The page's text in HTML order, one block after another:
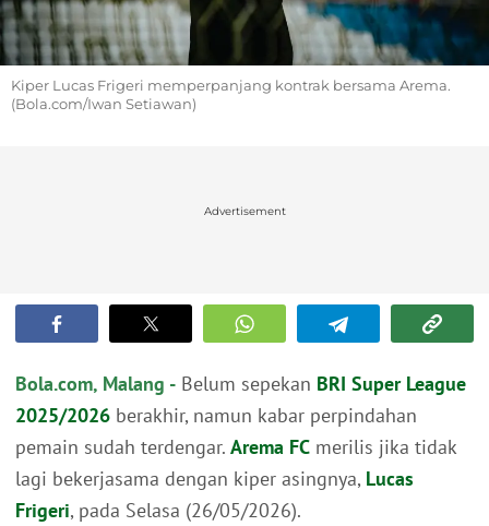
Kiper Lucas Frigeri memperpanjang kontrak bersama Arema.
(Bola.com/Iwan Setiawan)
Advertisement
Bola.com, Malang - Belum sepekan BRI Super League
2025/2026 berakhir, namun kabar perpindahan
pemain sudah terdengar. Arema FC merilis jika tidak
lagi bekerjasama dengan kiper asingnya, Lucas
Frigeri, pada Selasa (26/05/2026).